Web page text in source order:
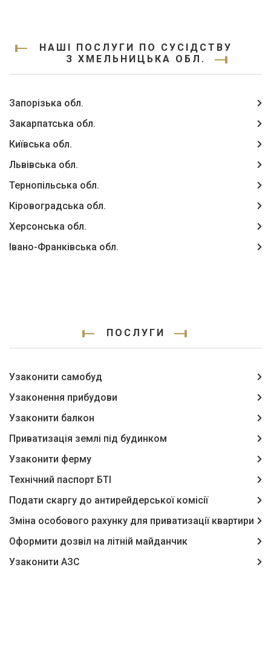
НАШІ ПОСЛУГИ ПО СУСІДСТВУ
З ХМЕЛЬНИЦЬКА ОБЛ.
Запорізька обл.
Закарпатська обл.
Київська обл.
Львівська обл.
Тернопільська обл.
Кіровоградська обл.
Херсонська обл.
Івано-Франківська обл.
ПОСЛУГИ
Узаконити самобуд
Узаконення прибудови
Узаконити балкон
Приватизація землі під будинком
Узаконити ферму
Технічний паспорт БТІ
Подати скаргу до антирейдерської комісії
Зміна особового рахунку для приватизації квартири
Оформити дозвіл на літній майданчик
Узаконити АЗС